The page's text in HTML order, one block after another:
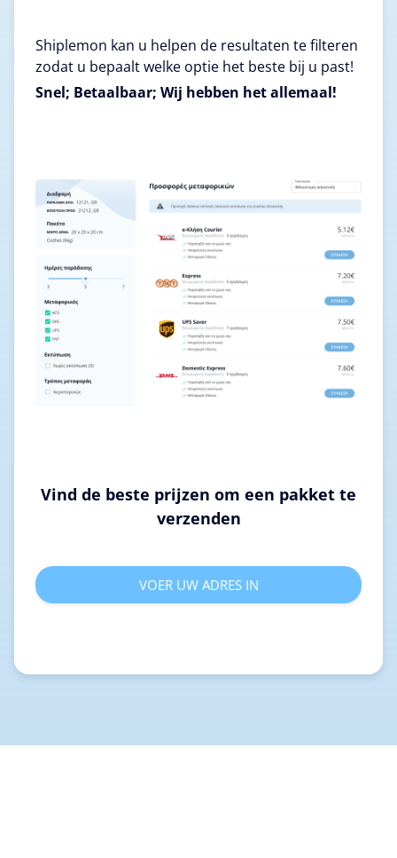
Shiplemon kan u helpen de resultaten te filteren
zodat u bepaalt welke optie het beste bij u past!
Snel; Betaalbaar; Wij hebben het allemaal!
Vind de beste prijzen om een pakket te
verzenden
VOER UW ADRES IN